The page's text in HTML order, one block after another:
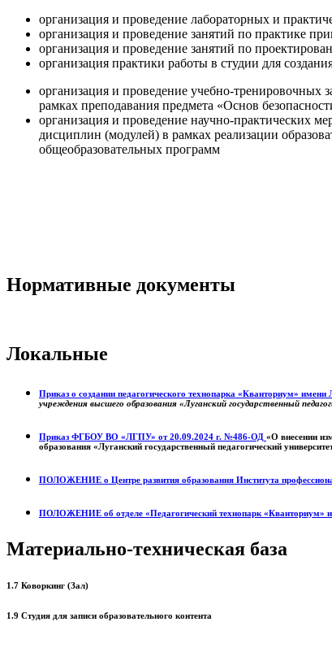
организация и проведение лабораторных и
организация и проведение занятий по практике
организация и проведение занятий по
организация практики работы в студии для
организация и проведение учебно-тренировочных
рамках преподавания предмета «Основ
организация и проведение научно-практических
дисциплин (модулей) в рамках реализации
общеобразовательных программ
Нормативные документы
Локальные
Приказ о создании педагогического технопарка «Кванториум»
учреждения высшего образования «Луганский государственный
Приказ ФГБОУ ВО «ЛГПУ» от 20.09.2024 г. №486-ОД «О внесении
образования «Луганский государственный педагогический
ПОЛОЖЕНИЕ о Центре развития образования Института
ПОЛОЖЕНИЕ об отделе «Педагогический технопарк «Кванториум»
Материально-техническая база
1.7 Коворкинг (Зал)
1.9 Студия для записи образовательного контента